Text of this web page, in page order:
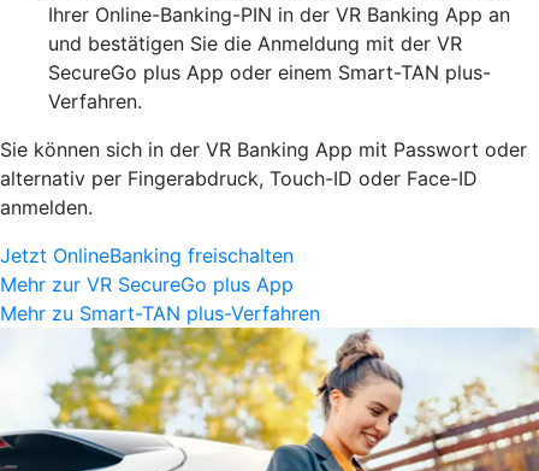
Ihrer Online-Banking-PIN in der VR Banking App an
und bestätigen Sie die Anmeldung mit der VR
SecureGo plus App oder einem Smart-TAN plus-
Verfahren.
Sie können sich in der VR Banking App mit Passwort oder
alternativ per Fingerabdruck, Touch-ID oder Face-ID
anmelden.
Jetzt OnlineBanking freischalten
Mehr zur VR SecureGo plus App
Mehr zu Smart-TAN plus-Verfahren